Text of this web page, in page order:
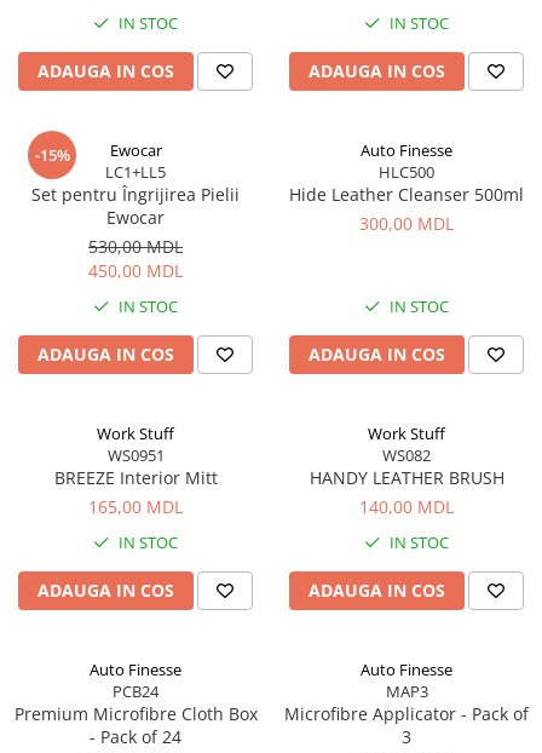
IN STOC
ADAUGA IN COS
IN STOC
ADAUGA IN COS
-15%
Ewocar
LC1+LL5
Set pentru Îngrijirea Pielii
Ewocar
530,00 MDL
450,00 MDL
IN STOC
ADAUGA IN COS
Auto Finesse
HLC500
Hide Leather Cleanser 500ml
300,00 MDL
IN STOC
ADAUGA IN COS
Work Stuff
WS0951
BREEZE Interior Mitt
165,00 MDL
IN STOC
ADAUGA IN COS
Work Stuff
WS082
HANDY LEATHER BRUSH
140,00 MDL
IN STOC
ADAUGA IN COS
Auto Finesse
PCB24
Premium Microfibre Cloth Box
- Pack of 24
Auto Finesse
MAP3
Microfibre Applicator - Pack of
3